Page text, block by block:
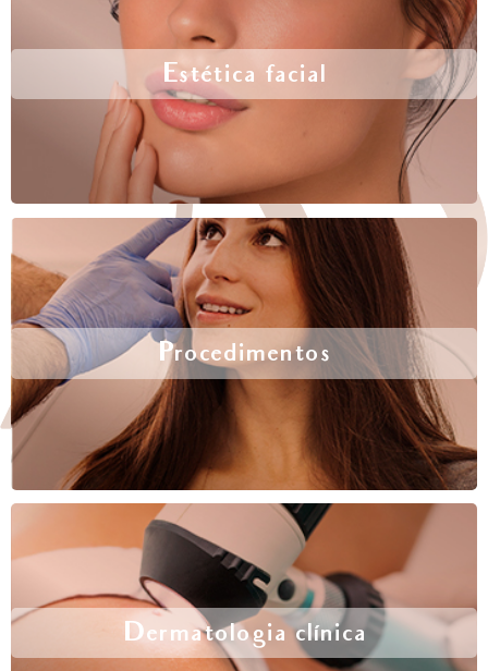
Estética facial
Procedimentos
Dermatologia clínica